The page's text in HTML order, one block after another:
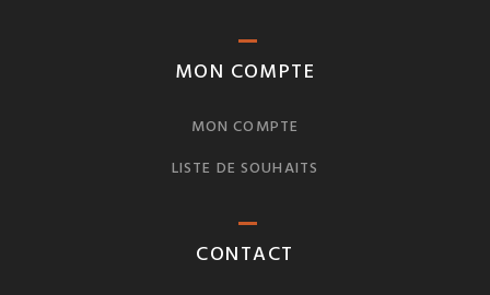
MON COMPTE
MON COMPTE
LISTE DE SOUHAITS
CONTACT